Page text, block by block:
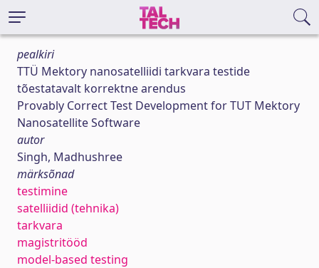
pealkiri
TTÜ Mektory nanosatelliidi tarkvara testide
tõestatavalt korrektne arendus
Provably Correct Test Development for TUT Mektory
Nanosatellite Software
autor
Singh, Madhushree
märksõnad
testimine
satelliidid (tehnika)
tarkvara
magistritööd
model-based testing